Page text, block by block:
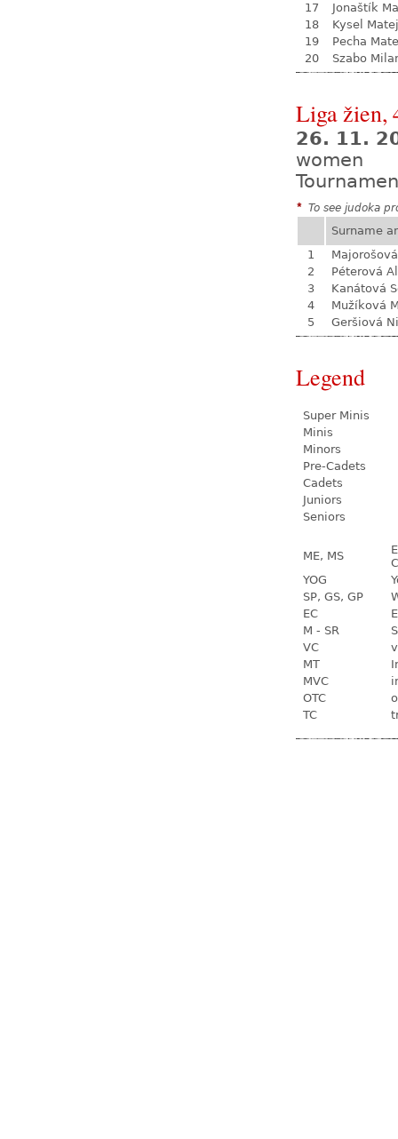
17
Jonaštík
18
Kysel Matej
19
Pecha
20
Szabo
Liga žien,
26. 11.
women
* To see judoka
Surname
1
2
Péterová
3
Kanátová
4
Mužíková
5
Geršiová
Legend
Super Minis
Minis
Minors
Pre-Cadets
Cadets
Juniors
Seniors
ME, MS
YOG
SP, GS, GP
EC
M - SR
VC
MT
MVC
OTC
TC